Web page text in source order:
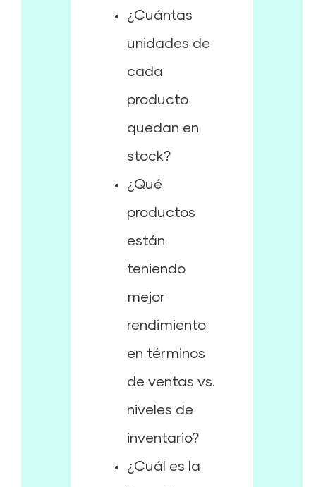
¿Cuántas
unidades de
cada
producto
quedan en
stock?
¿Qué
productos
están
teniendo
mejor
rendimiento
en términos
de ventas vs.
niveles de
inventario?
¿Cuál es la